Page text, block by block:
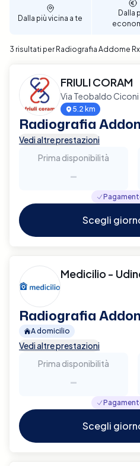
dell'Addome (RX) a
le tue necessità
Dalla più vicina a te
Dalla
3 risultati per Radiografia Addome
FRIULI CORAM
Via Teobaldo
5.2 km
Radiografia
Vedi altre prestazioni
Prima disponibilità
-
Scegli
Medicilio -
Radiografia
A domicilio
Vedi altre prestazioni
Prima disponibilità
-
Scegli